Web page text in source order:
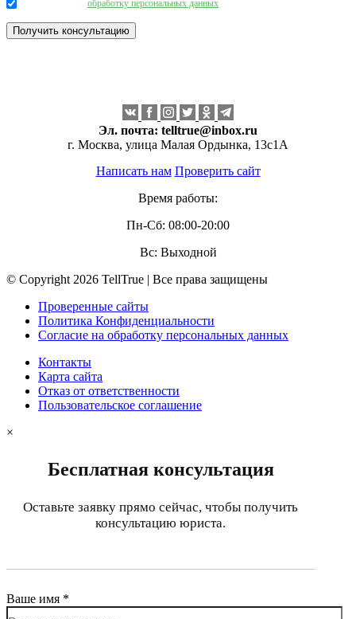
обработку персональных данных
Эл. почта: telltrue@inbox.ru
г. Москва, улица Малая Ордынка, 13с1А
Написать нам Проверить сайт
Время работы:
Пн-Сб: 08:00-20:00
Вс: Выходной
© Copyright 2026 TellTrue | Все права защищены
Проверенные сайты
Политика Конфиденциальности
Согласие на обработку персональных данных
Контакты
Карта сайта
Отказ от ответственности
Пользовательское соглашение
×
Бесплатная консультация
Оставьте заявку прямо сейчас, чтобы получить
консультацию юриста.
Ваше имя *